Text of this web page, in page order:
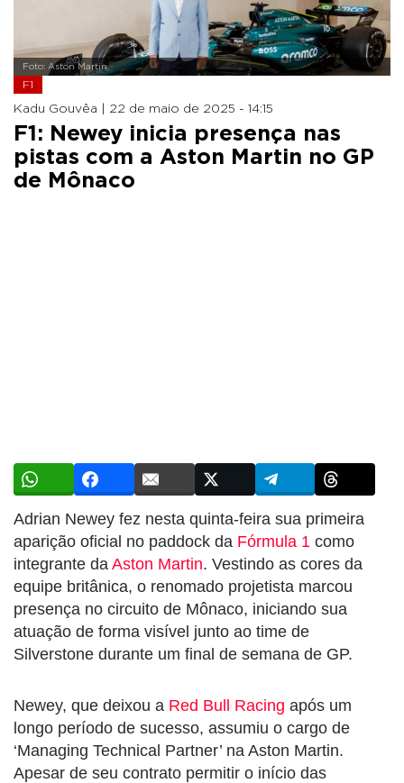
Foto: Aston Martin
F1
Kadu Gouvêa | 22 de maio de 2025 - 14:15
F1: Newey inicia presença nas
pistas com a Aston Martin no GP
de Mônaco
Adrian Newey fez nesta quinta-feira sua primeira
aparição oficial no paddock da Fórmula 1 como
integrante da Aston Martin. Vestindo as cores da
equipe britânica, o renomado projetista marcou
presença no circuito de Mônaco, iniciando sua
atuação de forma visível junto ao time de
Silverstone durante um final de semana de GP.
Newey, que deixou a Red Bull Racing após um
longo período de sucesso, assumiu o cargo de
‘Managing Technical Partner’ na Aston Martin.
Apesar de seu contrato permitir o início das